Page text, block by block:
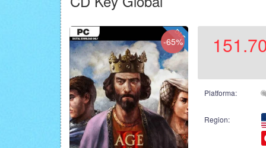
-65%
Platforma:
Region: